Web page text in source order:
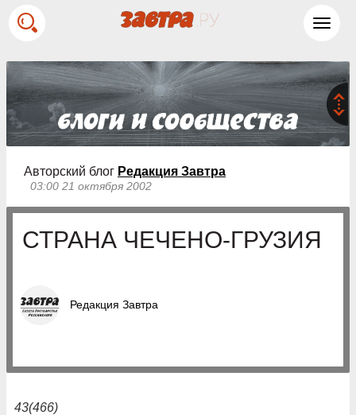
Авторский блог Редакция Завтра
03:00 21 октября 2002
СТРАНА ЧЕЧЕНО-ГРУЗИЯ
Редакция Завтра
43(466)